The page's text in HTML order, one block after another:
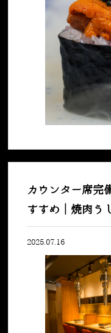
カウンター席完
すすめ｜焼肉
2025.07.16